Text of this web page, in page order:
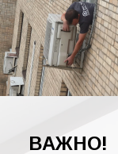
ВАЖНО!